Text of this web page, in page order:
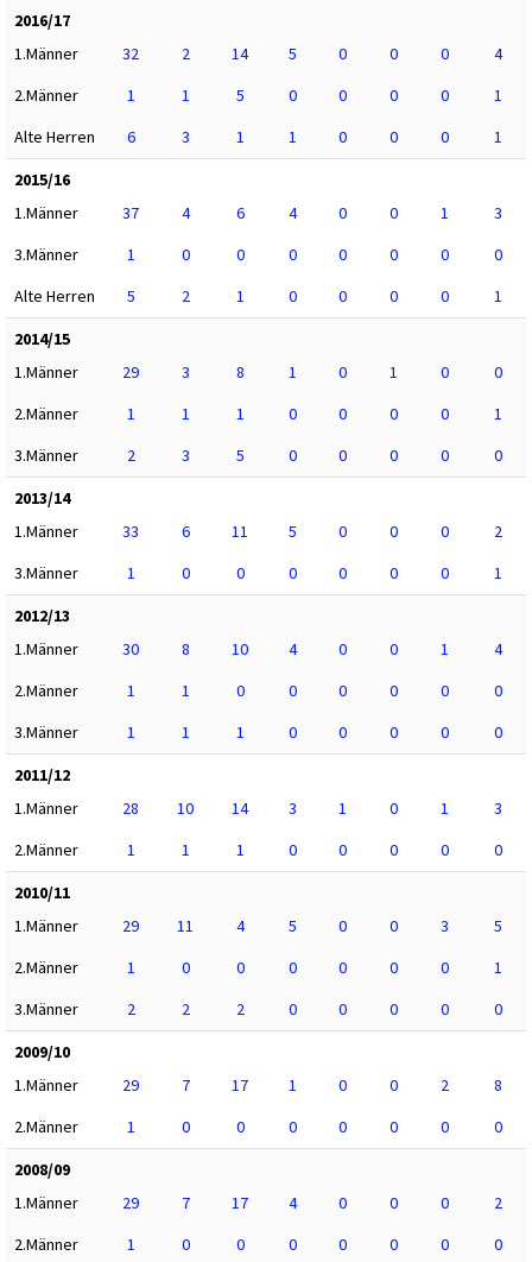
2016/17
1.Männer
32 2 14 5 0 0 0
4
2.Männer
1 1 5 0 0 0 0
1
Alte Herren
6 3 1 1 0 0 0
1
2015/16
1.Männer
37 4 6 4 0 0 1
3
3.Männer
1 0 0 0 0 0 0
0
Alte Herren
5 2 1 0 0 0 0
1
2014/15
1.Männer
29 3 8 1 0 1 0
0
2.Männer
1 1 1 0 0 0 0
1
3.Männer
2 3 5 0 0 0 0
0
2013/14
1.Männer
33 6 11 5 0 0 0
2
3.Männer
1 0 0 0 0 0 0
1
2012/13
1.Männer
30 8 10 4 0 0 1
4
2.Männer
1 1 0 0 0 0 0
0
3.Männer
1 1 1 0 0 0 0
0
2011/12
1.Männer
28 10 14 3 1 0 1
3
2.Männer
1 1 1 0 0 0 0
0
2010/11
1.Männer
29 11 4 5 0 0 3
5
2.Männer
1 0 0 0 0 0 0
1
3.Männer
2 2 2 0 0 0 0
0
2009/10
1.Männer
29 7 17 1 0 0 2
8
2.Männer
1 0 0 0 0 0 0
0
2008/09
1.Männer
29 7 17 4 0 0 0
2
2.Männer
1 0 0 0 0 0 0
0